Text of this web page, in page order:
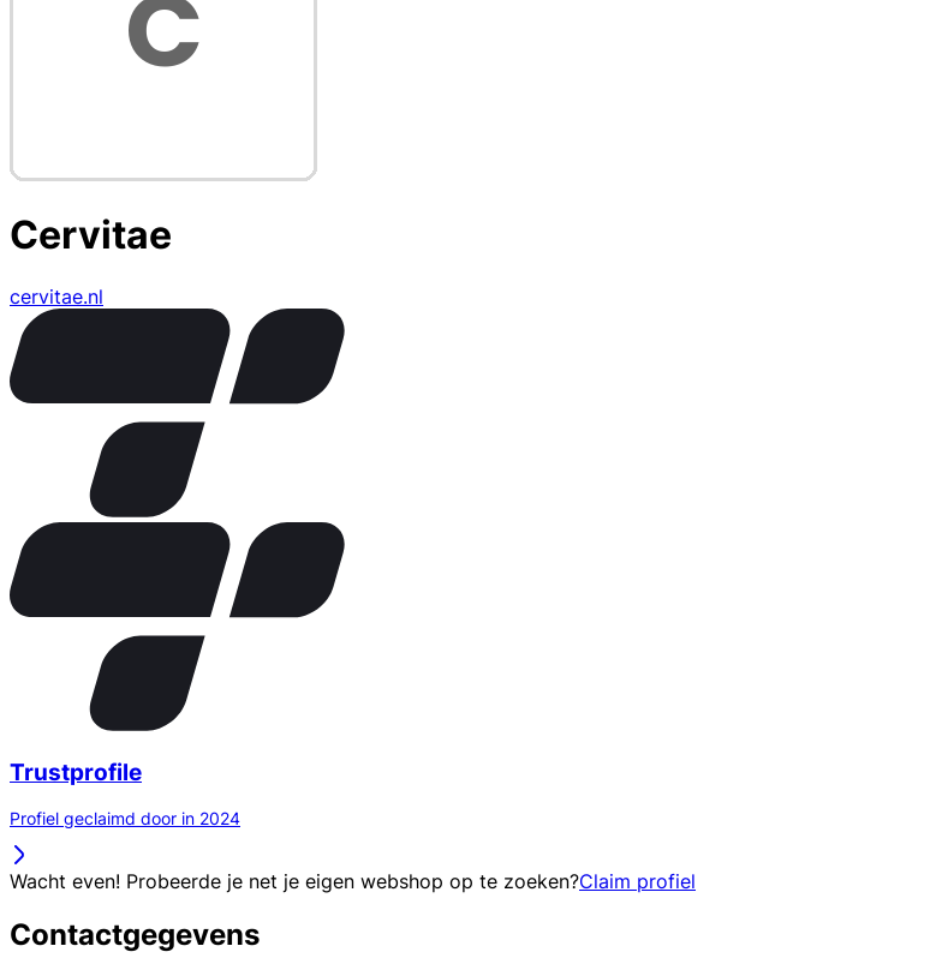
Cervitae
cervitae.nl
Trustprofile
Profiel geclaimd door in 2024
Wacht even! Probeerde je net je eigen webshop op te zoeken?Claim profiel
Contactgegevens